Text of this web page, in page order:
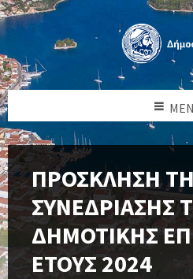
ΠΡΟΣΚΛΗΣΗ
ΣΥΝΕΔΡΙΑΣΗΣ
ΔΗΜΟΤΙΚΗΣ
ΕΤΟΥΣ 2024